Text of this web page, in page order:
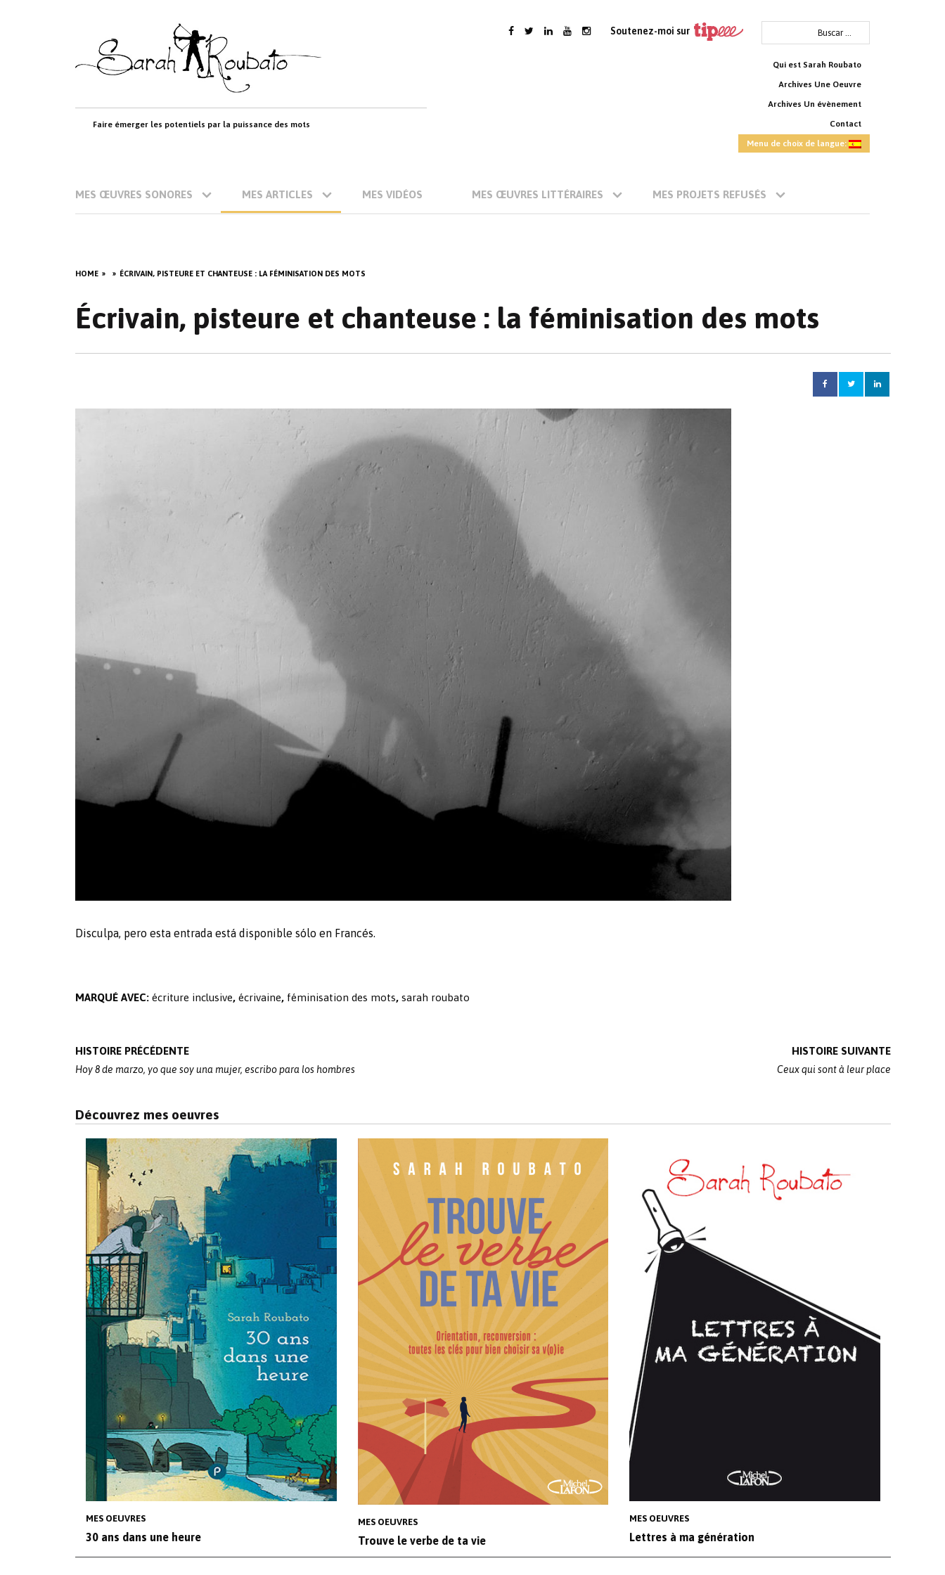
content
Faire émerger les potentiels par la puissance des mots
Soutenez-moi sur
Qui est Sarah Roubato
Archives Une Oeuvre
Archives Un évènement
Contact
Menu de choix de langue:
MES ŒUVRES SONORES MES ARTICLES MES VIDÉOS MES ŒUVRES LITTÉRAIRES MES PROJETS REFUSÉS
HOME ÉCRIVAIN, PISTEURE ET CHANTEUSE : LA FÉMINISATION DES MOTS
Écrivain, pisteure et chanteuse : la féminisation des mots
Disculpa, pero esta entrada está disponible sólo en Francés.
MARQUÉ AVEC: écriture inclusive, écrivaine, féminisation des mots, sarah roubato
Post
navigation
HISTOIRE PRÉCÉDENTE
Hoy 8 de marzo, yo que soy una mujer, escribo para los hombres
HISTOIRE SUIVANTE
Ceux qui sont à leur place
Découvrez mes oeuvres
MES OEUVRES
30 ans dans une heure
MES OEUVRES
Trouve le verbe de ta vie
MES OEUVRES
Lettres à ma génération